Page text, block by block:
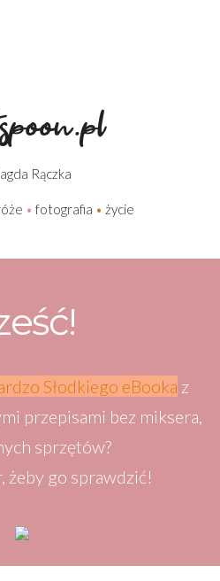
Rączka
• fotografia • życie
Słodkiego eBooka z
przepisami bez miksera,
sprzętów?
żeby go sprawdzić!